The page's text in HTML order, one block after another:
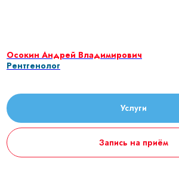
Осокин Андрей Владимирович
Рентгенолог
Услуги
Запись на приём